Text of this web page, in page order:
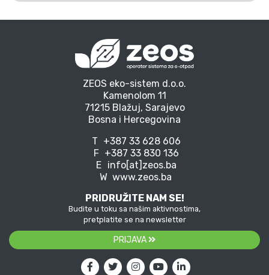
ZEOS eko-sistem d.o.o.
Kamenolom 11
71215 Blažuj, Sarajevo
Bosna i Hercegovina
T +387 33 628 606
F +387 33 830 136
E info[at]zeos.ba
W www.zeos.ba
PRIDRUŽITE NAM SE!
Budite u toku sa našim aktivnostima,
pretplatite se na newsletter
PRIJAVA